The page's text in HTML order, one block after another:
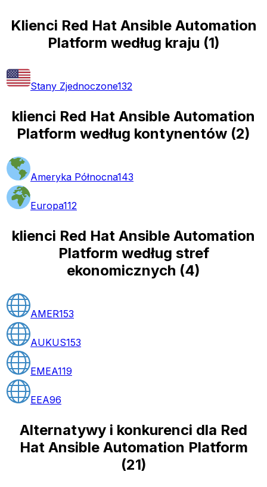
Klienci Red Hat Ansible Automation
Platform według kraju (1)
Stany Zjednoczone132
klienci Red Hat Ansible Automation
Platform według kontynentów (2)
Ameryka Północna143
Europa112
klienci Red Hat Ansible Automation
Platform według stref
ekonomicznych (4)
AMER153
AUKUS153
EMEA119
EEA96
Alternatywy i konkurenci dla Red
Hat Ansible Automation Platform
(21)